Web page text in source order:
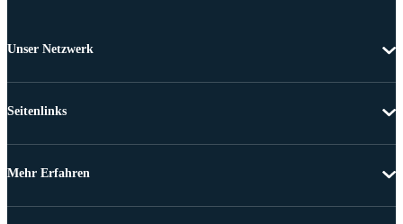
Unser Netzwerk
Seitenlinks
Mehr Erfahren